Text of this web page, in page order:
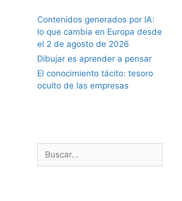
Contenidos generados por IA:
lo que cambia en Europa desde
el 2 de agosto de 2026
Dibujar es aprender a pensar
El conocimiento tácito: tesoro
oculto de las empresas